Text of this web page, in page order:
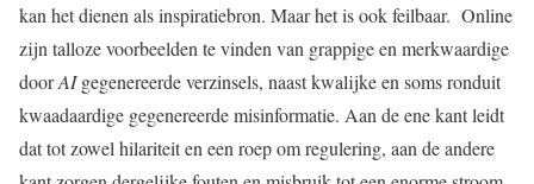
kan het dienen als inspiratiebron. Maar het is ook feilbaar. Online
zijn talloze voorbeelden te vinden van grappige en merkwaardige
doorAIgegenereerde verzinsels, naast kwalijke en soms ronduit
kwaadaardige gegenereerde misinformatie. Aan de ene kant leidt
dat tot zowel hilariteit en een roep om regulering, aan de andere